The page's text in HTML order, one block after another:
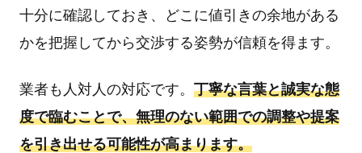
十分に確認しておき、どこに値引きの余地がある
かを把握してから交渉する姿勢が信頼を得ます。
業者も人対人の対応です。 丁寧な言葉と誠実な態
度で臨むことで、無理のない範囲での調整や提案
を引き出せる可能性が高まります。